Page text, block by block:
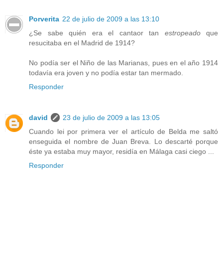
Porverita 22 de julio de 2009 a las 13:10
¿Se sabe quién era el cantaor tan estropeadoque
resucitaba en el Madrid de 1914?
No podía ser el Niño de las Marianas, pues en el año 1914
todavía era joven y no podía estar tan mermado.
Responder
david
23 de julio de 2009 a las 13:05
Cuando lei por primera ver el artículo de Belda me saltó
enseguida el nombre de Juan Breva. Lo descarté porque
éste ya estaba muy mayor, residía en Málaga casi ciego ...
Responder